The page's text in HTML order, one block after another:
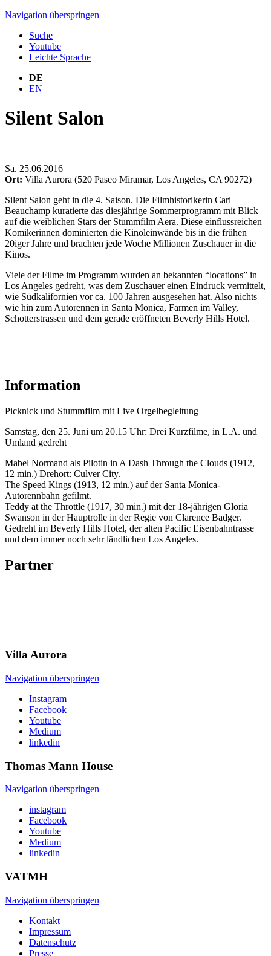
Navigation überspringen
Suche
Youtube
Leichte Sprache
DE
EN
Silent Salon
Sa. 25.06.2016
Ort: Villa Aurora (520 Paseo Miramar, Los Angeles, CA 90272)
Silent Salon geht in die 4. Saison. Die Filmhistorikerin Cari
Beauchamp kuratierte das diesjährige Sommerprogramm mit Blick
auf die weiblichen Stars der Stummfilm Aera. Diese einflussreichen
Komikerinnen dominierten die Kinoleinwände bis in die frühen
20iger Jahre und brachten jede Woche Millionen Zuschauer in die
Kinos.
Viele der Filme im Programm wurden an bekannten “locations” in
Los Angeles gedreht, was dem Zuschauer einen Eindruck vermittelt,
wie Südkalifornien vor ca. 100 Jahren ausgesehen hat. Also nichts
wie hin zum Autorennen in Santa Monica, Farmen im Valley,
Schotterstrassen und dem gerade eröffneten Beverly Hills Hotel.
Information
Picknick und Stummfilm mit Live Orgelbegleitung
Samstag, den 25. Juni um 20.15 Uhr: Drei Kurzfilme, in L.A. und
Umland gedreht
Mabel Normand als Pilotin in A Dash Through the Clouds (1912,
12 min.) Drehort: Culver City.
The Speed Kings (1913, 12 min.) auf der Santa Monica-
Autorennbahn gefilmt.
Teddy at the Throttle (1917, 30 min.) mit der 18-jährigen Gloria
Swanson in der Hauptrolle in der Regie von Clarence Badger.
Gedreht im Beverly Hills Hotel, der alten Pacific Eisenbahntrasse
und dem immer noch sehr ländlichen Los Angeles.
Partner
VillaAurora
Navigation überspringen
Instagram
Facebook
Youtube
Medium
linkedin
Thomas Mann House
Navigation überspringen
instagram
Facebook
Youtube
Medium
linkedin
VATMH
Navigation überspringen
Kontakt
Impressum
Datenschutz
Presse